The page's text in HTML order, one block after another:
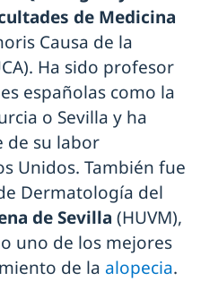
de Medicina
Causa de la
Ha sido profesor
españolas como la
o Sevilla y ha
de su labor
Unidos. También fue
Dermatología del
de Sevilla (HUVM),
uno de los mejores
de la alopecia.